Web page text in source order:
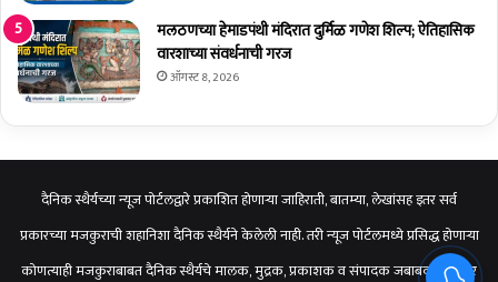
मलठणच्या हेमाडपंथी मंदिरात दुर्मिळ गणेश शिल्प; ऐतिहासिक
वारशाच्या संवर्धनाची गरज
ऑगस्ट 8, 2026
दैनिक स्थैर्यच्या न्यूज पोर्टलद्वारे प्रकाशित होणाऱ्या जाहिराती, बातम्या, लेखांसह इतर सर्व
प्रकारच्या मजकुराची शहानिशा दैनिक स्थैर्यने केलेली नाही. तरी न्यूज पोर्टलमध्ये प्रसिद्ध होणाऱ्या
कोणत्याही मजकुराबाबत दैनिक स्थैर्यचे मालक, मुद्रक, प्रकाशक व संपादक जबाबदार राहणार